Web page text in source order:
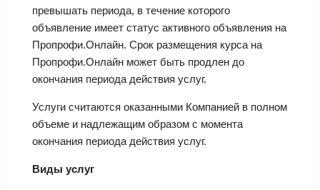
превышать периода, в течение которого
объявление имеет статус активного объявления на
Пропрофи.Онлайн. Срок размещения курса на
Пропрофи.Онлайн может быть продлен до
окончания периода действия услуг.
Услуги считаются оказанными Компанией в полном
объеме и надлежащим образом с момента
окончания периода действия услуг.
Виды услуг